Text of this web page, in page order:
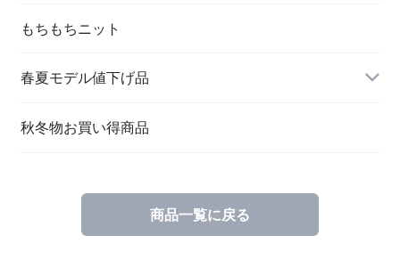
もちもちニット
春夏モデル値下げ品
秋冬物お買い得商品
商品一覧に戻る